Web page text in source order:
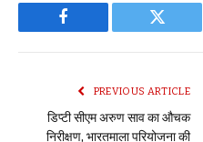
Facebook Twitter
PREVIOUS ARTICLE
डिप्टी सीएम अरुण साव का औचक
निरीक्षण, भारतमाला परियोजना की